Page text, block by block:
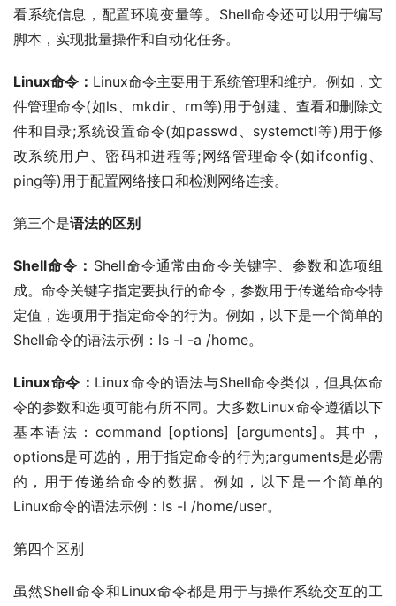
看系统信息，配置环境变量等。Shell命令还可以用于编写
脚本，实现批量操作和自动化任务。
Linux命令： Linux命令主要用于系统管理和维护。例如，文
件管理命令(如ls、mkdir、rm等)用于创建、查看和删除文
件和目录;系统设置命令(如passwd、systemctl等)用于修
改系统用户、密码和进程等;网络管理命令(如ifconfig、
ping等)用于配置网络接口和检测网络连接。
第三个是语法的区别
Shell命令： Shell命令通常由命令关键字、参数和选项组
成。命令关键字指定要执行的命令，参数用于传递给命令特
定值，选项用于指定命令的行为。例如，以下是一个简单的
Shell命令的语法示例：ls -l -a /home。
Linux命令： Linux命令的语法与Shell命令类似，但具体命
令的参数和选项可能有所不同。大多数Linux命令遵循以下
基本语法：command [options] [arguments]。其中，
options是可选的，用于指定命令的行为;arguments是必需
的，用于传递给命令的数据。例如，以下是一个简单的
Linux命令的语法示例：ls -l /home/user。
第四个区别
虽然Shell命令和Linux命令都是用于与操作系统交互的工